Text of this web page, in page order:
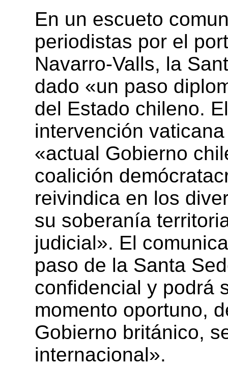
En un escueto
periodistas por el
Navarro-Valls, la
dado «un paso
del Estado chileno.
intervención
«actual Gobierno
coalición
reivindica en los
su soberanía
judicial». El
paso de la Santa
confidencial y podrá
momento oportuno,
Gobierno británico,
internacional».